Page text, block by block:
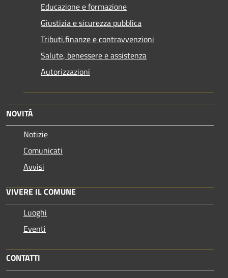
Educazione e formazione
Giustizia e sicurezza pubblica
Tributi,finanze e contravvenzioni
Salute, benessere e assistenza
Autorizzazioni
NOVITÀ
Notizie
Comunicati
Avvisi
VIVERE IL COMUNE
Luoghi
Eventi
CONTATTI